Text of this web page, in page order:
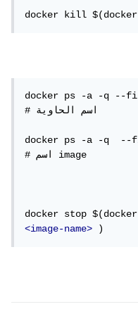
docker kill
docker ps -a -q --
# اسم الحاوية
docker ps -a -q
# اسم image
docker stop
<image-name>
)